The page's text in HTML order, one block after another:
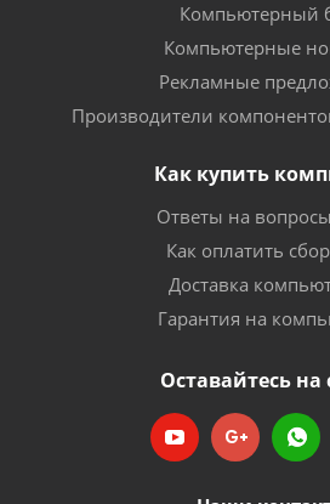
Компьютерный
Компьютерные
Рекламные
Производители
Как купить
Ответы на
Как оплатить
Доставка
Гарантия на
Оставайтесь на